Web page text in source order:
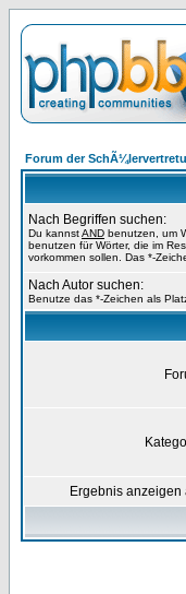
Forum der
Nach Begriffen suchen:
Du kannstAND benutzen, um
benutzen für Wörter, die im
vorkommen sollen. Das *-
Nach Autor suchen:
Benutze das *-Zeichen als
Ergebnis anzeigen